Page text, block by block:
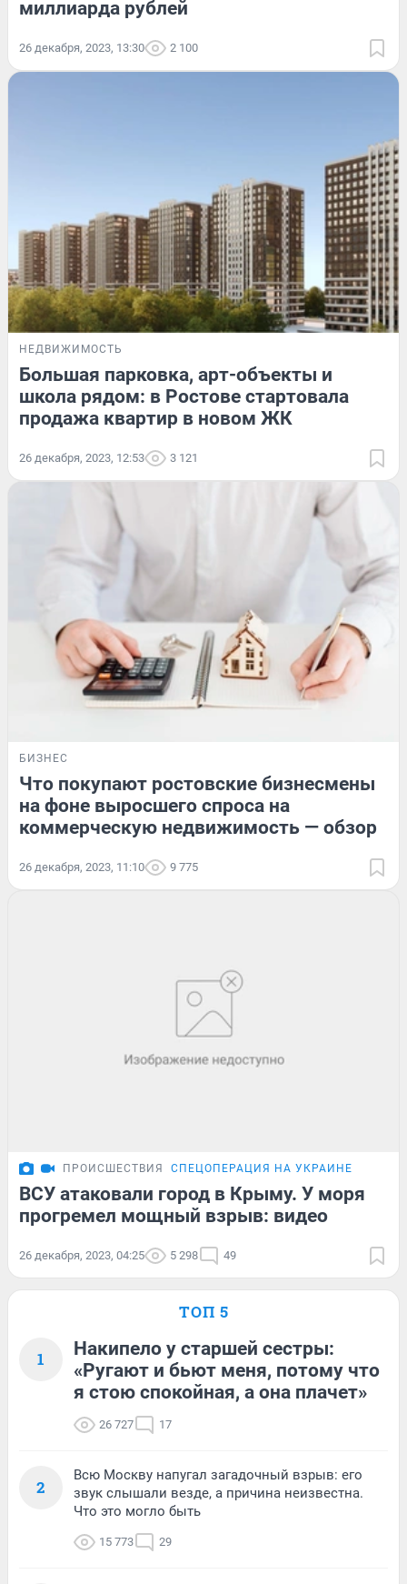
миллиарда рублей
26 декабря, 2023, 13:30 2 100
НЕДВИЖИМОСТЬ
Большая парковка, арт-объекты и
школа рядом: в Ростове стартовала
продажа квартир в новом ЖК
26 декабря, 2023, 12:53 3 121
БИЗНЕС
Что покупают ростовские бизнесмены
на фоне выросшего спроса на
коммерческую недвижимость — обзор
26 декабря, 2023, 11:10 9 775
ПРОИСШЕСТВИЯ СПЕЦОПЕРАЦИЯ НА УКРАИНЕ
ВСУ атаковали город в Крыму. У моря
прогремел мощный взрыв: видео
26 декабря, 2023, 04:25 5 298 49
ТОП 5
1
Накипело у старшей сестры:
«Ругают и бьют меня, потому что
я стою спокойная, а она плачет»
26 727 17
2
Всю Москву напугал загадочный взрыв: его
звук слышали везде, а причина неизвестна.
Что это могло быть
15 773 29